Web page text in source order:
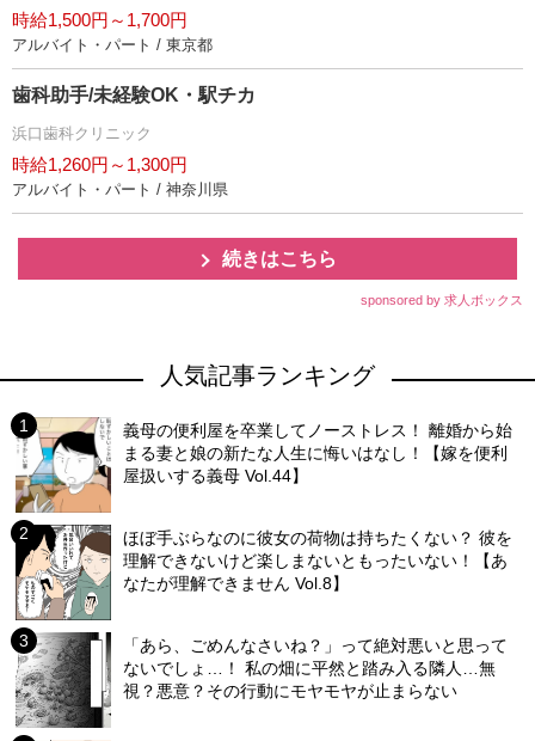
時給1,500円～1,700円
アルバイト・パート / 東京都
歯科助手/未経験OK・駅チカ
浜口歯科クリニック
時給1,260円～1,300円
アルバイト・パート / 神奈川県
続きはこちら
sponsored by 求人ボックス
人気記事ランキング
義母の便利屋を卒業してノーストレス！ 離婚から始
まる妻と娘の新たな人生に悔いはなし！【嫁を便利
屋扱いする義母 Vol.44】
ほぼ手ぶらなのに彼女の荷物は持ちたくない？ 彼を
理解できないけど楽しまないともったいない！【あ
なたが理解できません Vol.8】
「あら、ごめんなさいね？」って絶対悪いと思って
ないでしょ…！ 私の畑に平然と踏み入る隣人…無
視？悪意？その行動にモヤモヤが止まらない